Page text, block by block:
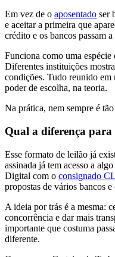
Em vez de o aposentado ser
e aceitar a primeira que
crédito e os bancos passam
Funciona como uma espécie
Diferentes instituições
condições. Tudo reunido em
poder de escolha, na teoria.
Na prática, nem sempre é
Qual a diferença
Esse formato de leilão já
assinada já tem acesso a
Digital com o consignado
propostas de vários bancos
A ideia por trás é a mesma:
concorrência e dar mais
importante que costuma
diferente.